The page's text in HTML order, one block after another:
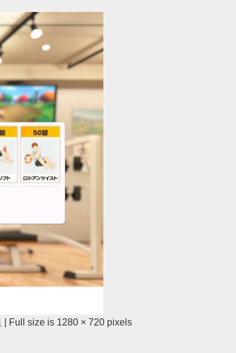
Full size is 1280 × 720 pixels